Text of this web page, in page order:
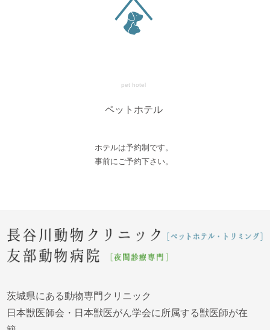
pet hotel
ペットホテル
ホテルは予約制です。
事前にご予約下さい。
茨城県にある動物専門クリニック
日本獣医師会・日本獣医がん学会に所属する獣医師が在